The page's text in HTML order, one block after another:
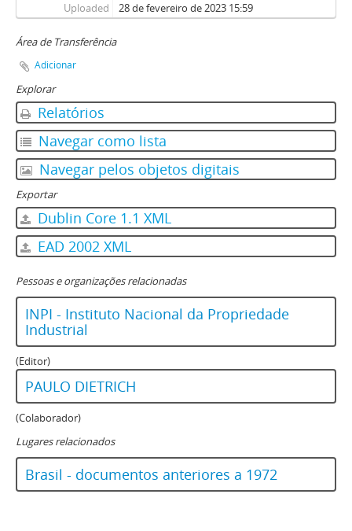
Uploaded 28 de fevereiro de 2023 15:59
Área de Transferência
Adicionar
Explorar
Relatórios
Navegar como lista
Navegar pelos objetos digitais
Exportar
Dublin Core 1.1 XML
EAD 2002 XML
Pessoas e organizações relacionadas
INPI - Instituto Nacional da Propriedade
Industrial
(Editor)
PAULO DIETRICH
(Colaborador)
Lugares relacionados
Brasil - documentos anteriores a 1972